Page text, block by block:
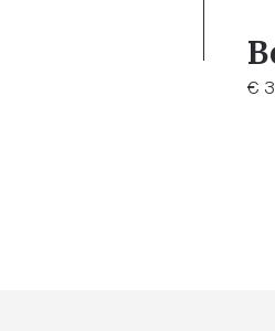
€